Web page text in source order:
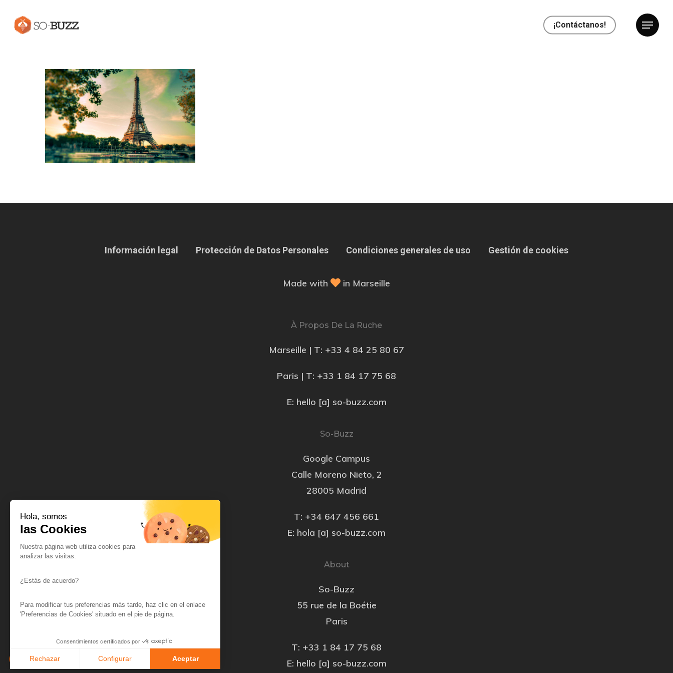
Hola, somos
las Cookies
Nuestra página web utiliza cookies para
analizar las visitas.
¿Estás de acuerdo?
Para modificar tus preferencias más tarde, haz clic en el enlace
'Preferencias de Cookies' situado en el pie de página.
Consentimientos certificados por
Rechazar Configurar Aceptar
¡Contáctanos!
Información legal Protección de Datos Personales Condiciones generales de uso Gestión de cookies
Made with in Marseille
À Propos De La Ruche
Marseille | T: +33 4 84 25 80 67
Paris | T: +33 1 84 17 75 68
E: hello [a] so-buzz.com
So-Buzz
Google Campus
Calle Moreno Nieto, 2
28005 Madrid
T: +34 647 456 661
E: hola [a] so-buzz.com
About
So-Buzz
55 rue de la Boétie
Paris
T: +33 1 84 17 75 68
E: hello [a] so-buzz.com